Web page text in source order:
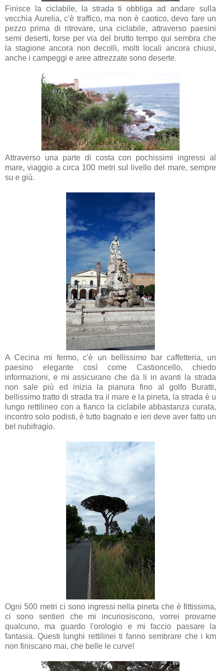
Finisce la ciclabile, la strada ti obbliga ad andare sulla
vecchia Aurelia, c'è traffico, ma non è caotico, devo fare un
pezzo prima di ritrovare, una ciclabile, attraverso paesini
semi deserti, forse per via del brutto tempo qui sembra che
la stagione ancora non decolli, molti locali ancora chiusi,
anche i campeggi e aree attrezzate sono deserte.
Attraverso una parte di costa con pochissimi ingressi al
mare, viaggio a circa 100 metri sul livello del mare, sempre
su e giù.
A Cecina mi fermo, c'è un bellissimo bar caffetteria, un
paesino elegante così come Castioncello, chiedo
informazioni, e mi assicurano che da li in avanti la strada
non sale più ed inizia la pianura fino al golfo Buratti,
bellissimo tratto di strada tra il mare e la pineta, la strada è u
lungo rettilineo con a fianco la ciclabile abbastanza curata,
incontro solo podisti, è tutto bagnato e ieri deve aver fatto un
bel nubifragio.
Ogni 500 metri ci sono ingressi nella pineta che è fittissima,
ci sono sentieri che mi incuriosiscono, vorrei provarne
qualcuno, ma guardo l'orologio e mi faccio passare la
fantasia. Questi lunghi rettilinei ti fanno sembrare che i km
non finiscano mai, che belle le curve!